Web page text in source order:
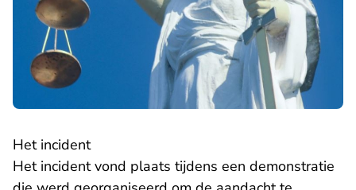
Het incident
Het incident vond plaats tijdens een demonstratie